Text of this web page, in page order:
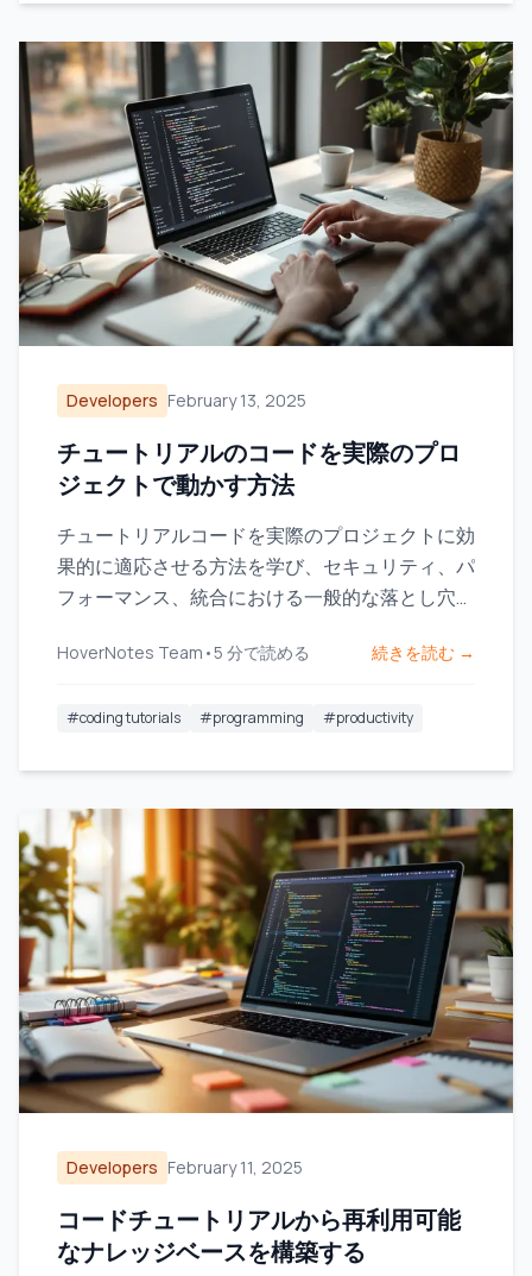
Developers February 13, 2025
チュートリアルのコードを実際のプロ
ジェクトで動かす方法
チュートリアルコードを実際のプロジェクトに効
果的に適応させる方法を学び、セキュリティ、パ
フォーマンス、統合における一般的な落とし穴に
HoverNotes Team •5 分で読める 続きを読む →
#coding tutorials #programming #productivity
Developers February 11, 2025
コードチュートリアルから再利用可能
なナレッジベースを構築する